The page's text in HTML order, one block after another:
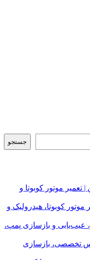
جستجو
تعمیر موتور کوبوتا و
کوبوتا، هیدرولیک و
عیب‌یابی و بازسازی پمپ،
تخصصی، بازسازی